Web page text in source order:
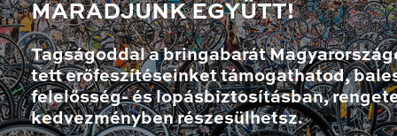
MARADJUNK EGYÜTT!
Tagságoddal a bringabarát
tett erőfeszítéseinket támogathatod,
felelősség- és lopásbiztosításban,
kedvezményben részesülhetsz.